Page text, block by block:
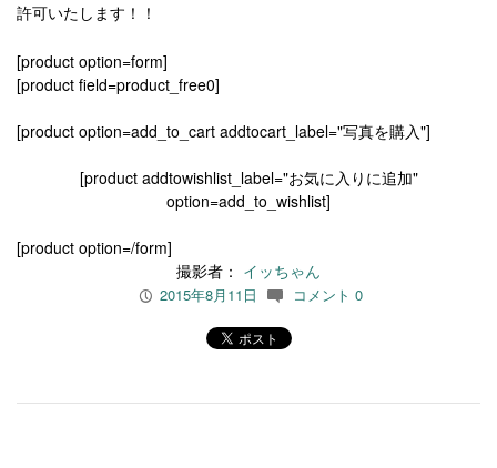
許可いたします！！
[product option=form]
[product field=product_free0]
[product option=add_to_cart addtocart_label="写真を購入"]
[product addtowishlist_label="お気に入りに追加"
option=add_to_wishlist]
[product option=/form]
撮影者： イッちゃん
P 2015年8月11日 c コメント 0